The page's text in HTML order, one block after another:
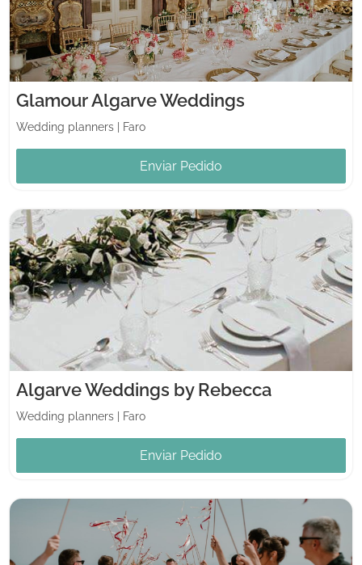
Glamour Algarve Weddings
Wedding planners Faro
Enviar Pedido
Algarve Weddings by Rebecca
Wedding planners Faro
Enviar Pedido